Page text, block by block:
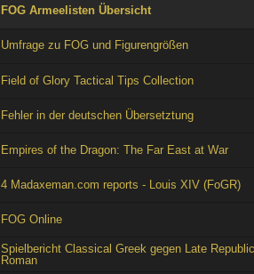
FOG Armeelisten Übersicht
Umfrage zu FOG und Figurengrößen
Field of Glory Tactical Tips Collection
Fehler in der deutschen Übersetztung
Empires of the Dragon: The Far East at War
4 Madaxeman.com reports - Louis XIV (FoGR)
FOG Online
Spielbericht Classical Greek gegen Late
Roman